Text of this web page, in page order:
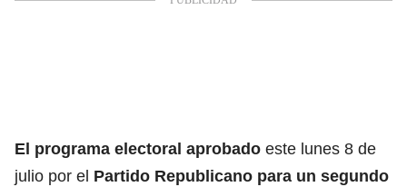
El programa electoral aprobado este lunes 8 de
julio por el Partido Republicano para un segundo